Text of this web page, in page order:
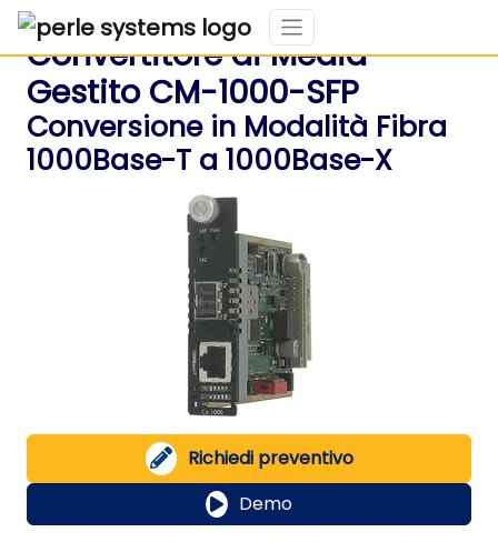
Convertitore di Media
Gestito CM-1000-SFP
Conversione in Modalità Fibra
1000Base-T a 1000Base-X
Richiedi preventivo
Demo